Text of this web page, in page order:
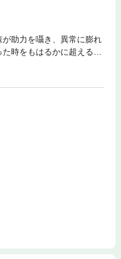
助力を囁き、異常に膨れ
時をもはるかに超える制
しまうのか！？一方、幹
が権限を拡大。総帥に対